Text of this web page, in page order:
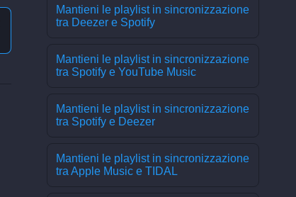
Mantieni le playlist in sincronizzazione
tra Deezer e Spotify
Mantieni le playlist in sincronizzazione
tra Spotify e YouTube Music
Mantieni le playlist in sincronizzazione
tra Spotify e Deezer
Mantieni le playlist in sincronizzazione
tra Apple Music e TIDAL